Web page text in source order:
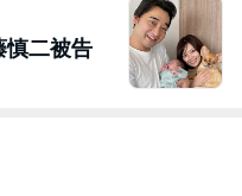
慎二被告